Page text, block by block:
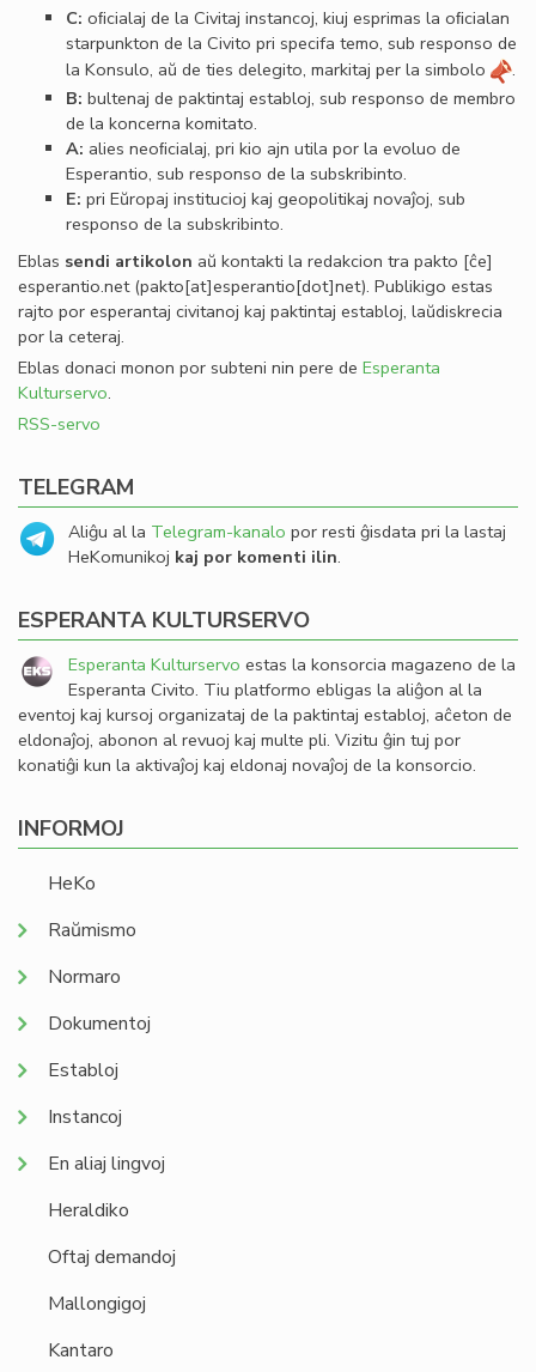
C: oﬁcialaj de la Civitaj instancoj, kiuj esprimas la oﬁcialan
starpunkton de la Civito pri specifa temo, sub responso de
la Konsulo, aŭ de ties delegito, markitaj per la simbolo
.
B: bultenaj de paktintaj establoj, sub responso de membro
de la koncerna komitato.
A: alies neoﬁcialaj, pri kio ajn utila por la evoluo de
Esperantio, sub responso de la subskribinto.
E: pri Eŭropaj institucioj kaj geopolitikaj novaĵoj, sub
responso de la subskribinto.
Eblas sendi artikolon aŭ kontakti la redakcion tra pakto [ĉe]
esperantio.net(pakto[at]esperantio[dot]net). Publikigo estas
rajto por esperantaj civitanoj kaj paktintaj establoj, laŭdiskrecia
por la ceteraj.
Eblas donaci monon por subteni nin pere de Esperanta
Kulturservo.
RSS-servo
TELEGRAM
Aliĝu al la Telegram-kanalo por resti ĝisdata pri la lastaj
HeKomunikoj kaj por komenti ilin.
ESPERANTA KULTURSERVO
Esperanta Kulturservo estas la konsorcia magazeno de la
Esperanta Civito. Tiu platformo ebligas la aliĝon al la
eventoj kaj kursoj organizataj de la paktintaj establoj, aĉeton de
eldonaĵoj, abonon al revuoj kaj multe pli. Vizitu ĝin tuj por
konatiĝi kun la aktivaĵoj kaj eldonaj novaĵoj de la konsorcio.
INFORMOJ
HeKo
Raŭmismo
Normaro
Dokumentoj
Establoj
Instancoj
En aliaj lingvoj
Heraldiko
Oftaj demandoj
Mallongigoj
Kantaro